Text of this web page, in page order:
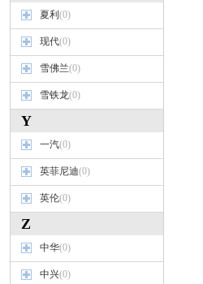
夏利 (0)
现代(0)
雪佛兰(0)
雪铁龙(0)
Y
一汽(0)
英菲尼迪(0)
英伦(0)
Z
中华(0)
中兴(0)